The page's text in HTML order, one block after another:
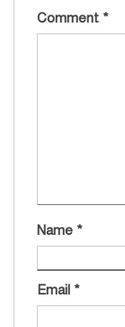
Comment *
Name *
Email *